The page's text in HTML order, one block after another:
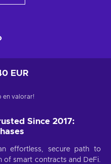
EUR
en valorar!
Since 2017:
effortless, secure path to
of smart contracts and DeFi.